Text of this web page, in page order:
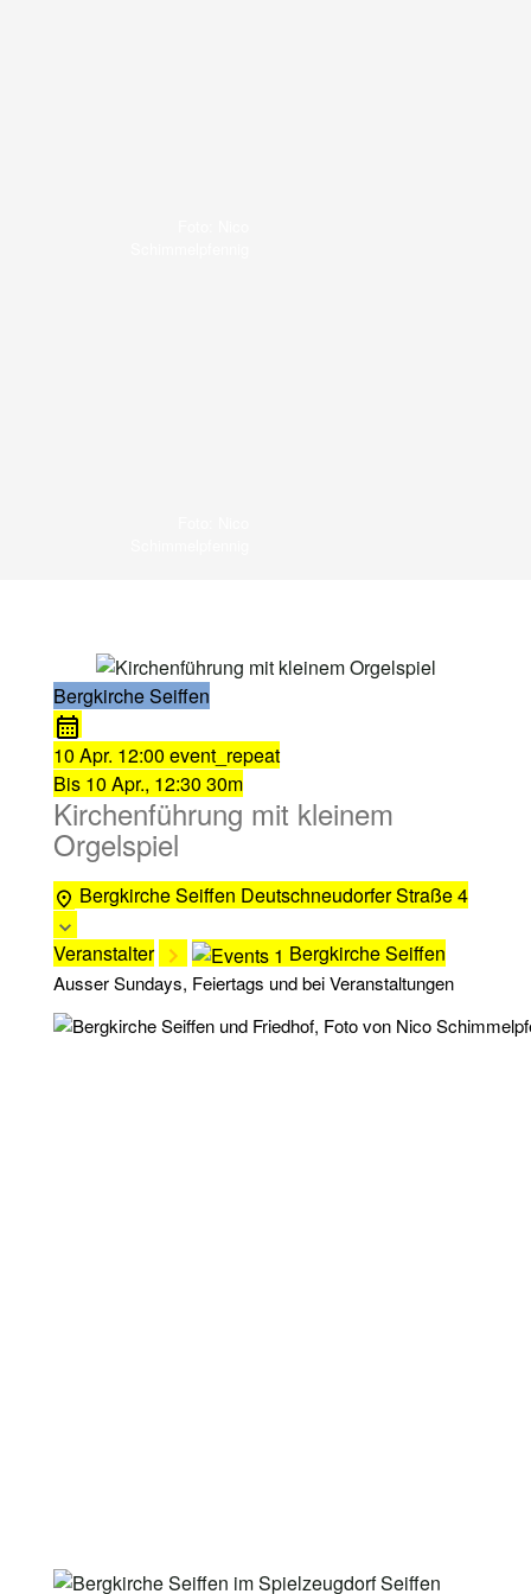
Bergkirche Seiffen
10 Apr. 12:00 event_repeat
Bis 10 Apr., 12:30 30m
Kirchenführung mit kleinem
Orgelspiel
Bergkirche Seiffen Deutschneudorfer Straße 4
Veranstalter Bergkirche Seiffen
Ausser Sundays, Feiertags und bei Veranstaltungen